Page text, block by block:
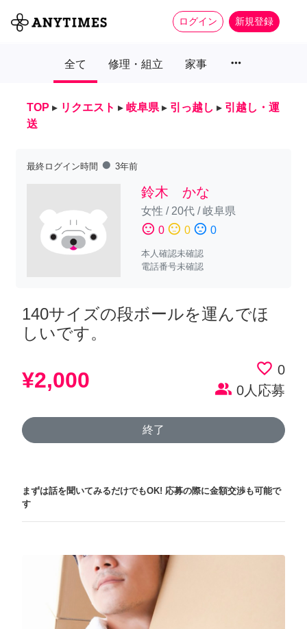
ログイン 新規登録
全て 修理・組立 家事 more_horiz
TOP ▸ リクエスト ▸ 岐阜県 ▸ 引っ越し ▸ 引越し・運
送
最終ログイン時間 fiber_manual_record 3年前
鈴木 かな
女性 / 20代/岐阜県
sentiment_satisfied 0 sentiment_neutral 0 sentiment_dissatisfied 0
本人確認未確認
電話番号未確認
140サイズの段ボールを運んでほ
しいです。
¥2,000 favorite_border 0
people_alt 0人応募
終了
まずは話を聞いてみるだけでもOK! 応募の際に金額交渉も可能で
す